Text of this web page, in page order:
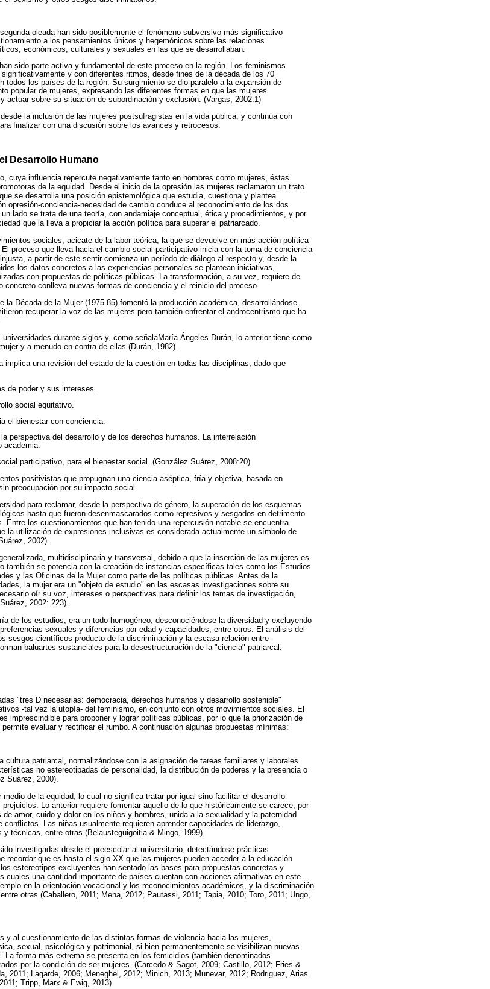
oleada han sido posiblemente el fenómeno subversivo más significativo
a los pensamientos únicos y hegemónicos sobre las relaciones
económicos, culturales y sexuales en las que se desarrollaban.
sido parte activa y fundamental de este proceso en la región. Los feminismos
significativamente y con diferentes ritmos, desde fines de la década de los 70
todos los países de la región. Su surgimiento se dio paralelo a la expansión de
popular de mujeres, expresando las diferentes formas en que las mujeres
actuar sobre su situación de subordinación y exclusión. (Vargas, 2002:1)
la inclusión de las mujeres postsufragistas en la vida pública, y continúa con
finalizar con una discusión sobre los avances y retrocesos.
Desarrollo Humano
cuya influencia repercute negativamente tanto en hombres como mujeres, éstas
de la equidad. Desde el inicio de la opresión las mujeres reclamaron un trato
se desarrolla una posición epistemológica que estudia, cuestiona y plantea
opresión-conciencia-necesidad de cambio conduce al reconocimiento de los dos
lado se trata de una teoría, con andamiaje conceptual, ética y procedimientos, y por
que la lleva a propiciar la acción política para superar el patriarcado.
sociales, acicate de la labor teórica, la que se devuelve en más acción política
proceso que lleva hacia el cambio social participativo inicia con la toma de conciencia
a partir de este sentir comienza un período de diálogo al respecto y, desde la
los datos concretos a las experiencias personales se plantean iniciativas,
con propuestas de políticas públicas. La transformación, a su vez, requiere de
concreto conlleva nuevas formas de conciencia y el reinicio del proceso.
la Década de la Mujer (1975-85) fomentó la producción académica, desarrollándose
recuperar la voz de las mujeres pero también enfrentar el androcentrismo que ha
universidades durante siglos y, como señalaMaría Ángeles Durán, lo anterior tiene como
y a menudo en contra de ellas (Durán, 1982).
implica una revisión del estado de la cuestión en todas las disciplinas, dado que
de poder y sus intereses.
social equitativo.
el bienestar con conciencia.
perspectiva del desarrollo y de los derechos humanos. La interrelación
academia.
participativo, para el bienestar social. (González Suárez, 2008:20)
positivistas que propugnan una ciencia aséptica, fría y objetiva, basada en
preocupación por su impacto social.
para reclamar, desde la perspectiva de género, la superación de los esquemas
hasta que fueron desenmascarados como represivos y sesgados en detrimento
Entre los cuestionamientos que han tenido una repercusión notable se encuentra
la utilización de expresiones inclusivas es considerada actualmente un símbolo de
2002).
multidisciplinaria y transversal, debido a que la inserción de las mujeres es
también se potencia con la creación de instancias específicas tales como los Estudios
y las Oficinas de la Mujer como parte de las políticas públicas. Antes de la
la mujer era un "objeto de estudio" en las escasas investigaciones sobre su
oír su voz, intereses o perspectivas para definir los temas de investigación,
2002: 223).
de los estudios, era un todo homogéneo, desconociéndose la diversidad y excluyendo
sexuales y diferencias por edad y capacidades, entre otros. El análisis del
sesgos científicos producto de la discriminación y la escasa relación entre
baluartes sustanciales para la desestructuración de la "ciencia" patriarcal.
"tres D necesarias: democracia, derechos humanos y desarrollo sostenible"
-tal vez la utopía- del feminismo, en conjunto con otros movimientos sociales. El
imprescindible para proponer y lograr políticas públicas, por lo que la priorización de
evaluar y rectificar el rumbo. A continuación algunas propuestas mínimas:
cultura patriarcal, normalizándose con la asignación de tareas familiares y laborales
no estereotipadas de personalidad, la distribución de poderes y la presencia o
Suárez, 2000).
medio de la equidad, lo cual no significa tratar por igual sino facilitar el desarrollo
Lo anterior requiere fomentar aquello de lo que históricamente se carece, por
amor, cuido y dolor en los niños y hombres, unida a la sexualidad y la paternidad
Las niñas usualmente requieren aprender capacidades de liderazgo,
técnicas, entre otras (Belausteguigoitia & Mingo, 1999).
investigadas desde el preescolar al universitario, detectándose prácticas
recordar que es hasta el siglo XX que las mujeres pueden acceder a la educación
estereotipos excluyentes han sentado las bases para propuestas concretas y
cuales una cantidad importante de países cuentan con acciones afirmativas en este
en la orientación vocacional y los reconocimientos académicos, y la discriminación
otras (Caballero, 2011; Mena, 2012; Pautassi, 2011; Tapia, 2010; Toro, 2011; Ungo,
y al cuestionamiento de las distintas formas de violencia hacia las mujeres,
sexual, psicológica y patrimonial, si bien permanentemente se visibilizan nuevas
forma más extrema se presenta en los femicidios (también denominados
por la condición de ser mujeres. (Carcedo & Sagot, 2009; Castillo, 2012; Fries &
2011; Lagarde, 2006; Meneghel, 2012; Minich, 2013; Munevar, 2012; Rodriguez, Arias
Tripp, Marx & Ewig, 2013).